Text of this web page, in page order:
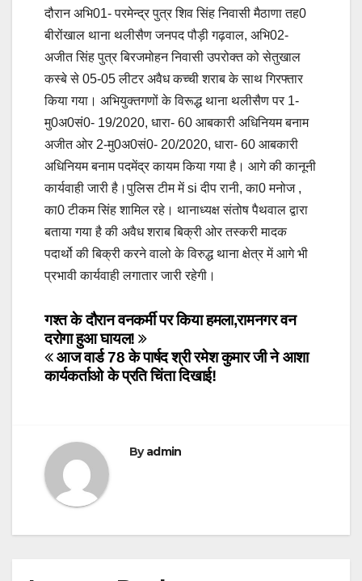
दौरान अभि01- परमेन्द्र पुत्र शिव सिंह निवासी मैठाणा तह0
बीरोंखाल थाना थलीसैण जनपद पौड़ी गढ़वाल, अभि02-
अजीत सिंह पुत्र बिरजमोहन निवासी उपरोक्त को सेतुखाल
कस्बे से 05-05 लीटर अवैध कच्ची शराब के साथ गिरफ्तार
किया गया। अभियुक्तगणों के विरूद्ध थाना थलीसैण पर 1-
मु0अ0सं0- 19/2020, धारा- 60 आबकारी अधिनियम बनाम
अजीत ओर 2-मु0अ0सं0- 20/2020, धारा- 60 आबकारी
अधिनियम बनाम पदमेंद्र कायम किया गया है। आगे की कानूनी
कार्यवाही जारी है।पुलिस टीम में si दीप रानी, का0 मनोज ,
का0 टीकम सिंह शामिल रहे। थानाध्यक्ष संतोष पैथवाल द्वारा
बताया गया है की अवैध शराब बिक्री ओर तस्करी मादक
पदार्थो की बिक्री करने वालो के विरुद्ध थाना क्षेत्र में आगे भी
प्रभावी कार्यवाही लगातार जारी रहेगी।
Post
navigation
गश्त के दौरान वनकर्मी पर किया हमला,रामनगर वन
दरोगा हुआ घायल!
आज वार्ड 78 के पार्षद श्री रमेश कुमार जी ने आशा
कार्यकर्ताओ के प्रति चिंता दिखाई!
Byadmin